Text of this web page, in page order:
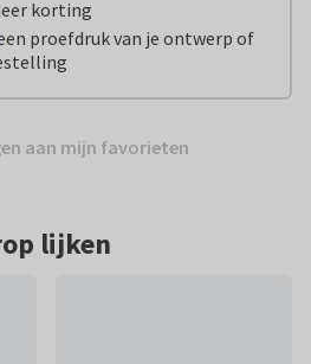
korting
proefdruk van je ontwerp of
aan mijn favorieten
lijken